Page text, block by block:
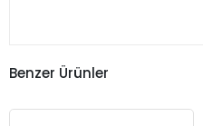
Benzer Ürünler